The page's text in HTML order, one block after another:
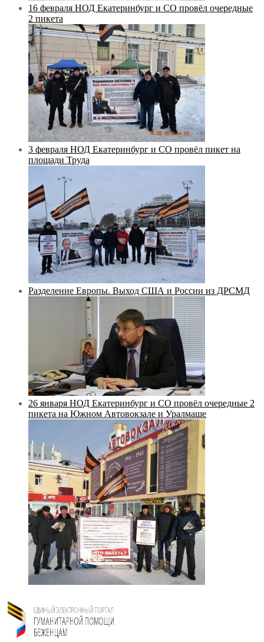
16 февраля НОД Екатеринбург и СО провёл очередные
2 пикета
3 февраля НОД Екатеринбург и СО провёл пикет на
площади Труда
Разделение Европы. Выход США и России из ДРСМД
26 января НОД Екатеринбург и СО провёл очередные 2
пикета на Южном Автовокзале и Уралмаше